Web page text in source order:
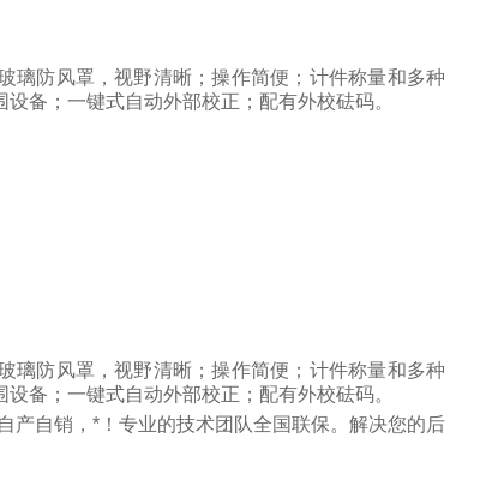
璃防风罩，视野清晰；操作简便；计件称量和多种
备；一键式自动外部校正；配有外校砝码。
璃防风罩，视野清晰；操作简便；计件称量和多种
备；一键式自动外部校正；配有外校砝码。
产自销，*！专业的技术团队全国联保。解决您的后